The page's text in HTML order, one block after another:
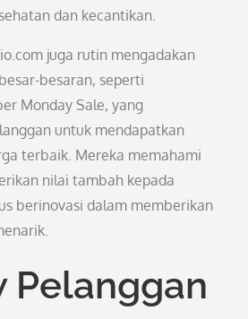
dan kecantikan.
juga rutin mengadakan
besaran, seperti
Monday Sale, yang
untuk mendapatkan
terbaik. Mereka memahami
nilai tambah kepada
berinovasi dalam memberikan
Pelanggan